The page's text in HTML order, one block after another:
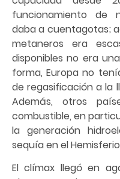
funcionamiento de
daba a cuentagotas;
metaneros era
disponibles no era
forma, Europa no
de regasificación a la
Además, otros
combustible, en
la generación
sequía en el
El clímax llegó en